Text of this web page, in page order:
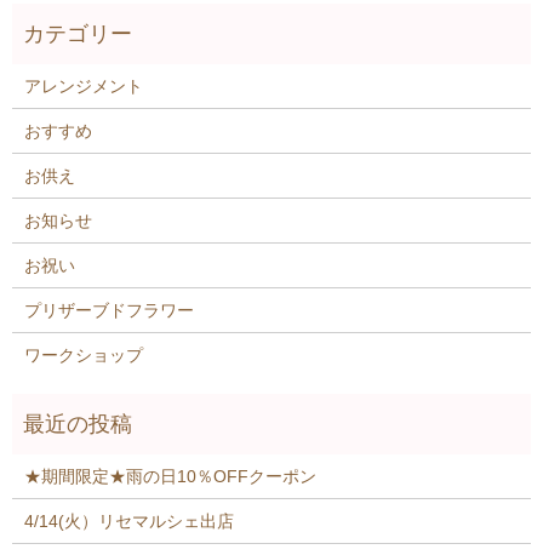
アレンジメント
おすすめ
お供え
お知らせ
お祝い
プリザーブドフラワー
ワークショップ
★期間限定★雨の日10％OFFクーポン
4/14(火）リセマルシェ出店